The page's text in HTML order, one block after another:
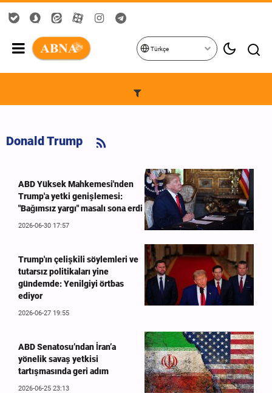
Türkçe
Donald Trump
ABD Yüksek Mahkemesi'nden
Trump'a yetki genişlemesi:
"Bağımsız yargı" masalı sona erdi
2026-06-30 17:57
Trump'ın çelişkili söylemleri ve
tutarsız politikaları yine
gündemde: Yenilgiyi örtbas
ediyor
2026-06-27 19:55
ABD Senatosu’ndan İran’a
yönelik savaş yetkisi
tartışmasında geri adım
2026-06-25 23:13